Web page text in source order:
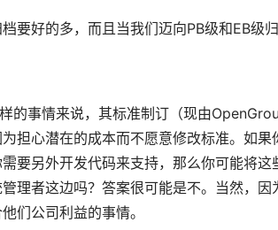
要好的多，而且当我们迈向PB级和EB级
的事情来说，其标准制订（现由
担心潜在的成本而不愿意修改标准。如
要另外开发代码来支持，那么你可能将
理者这边吗？答案很可能是不。当然，
们公司利益的事情。